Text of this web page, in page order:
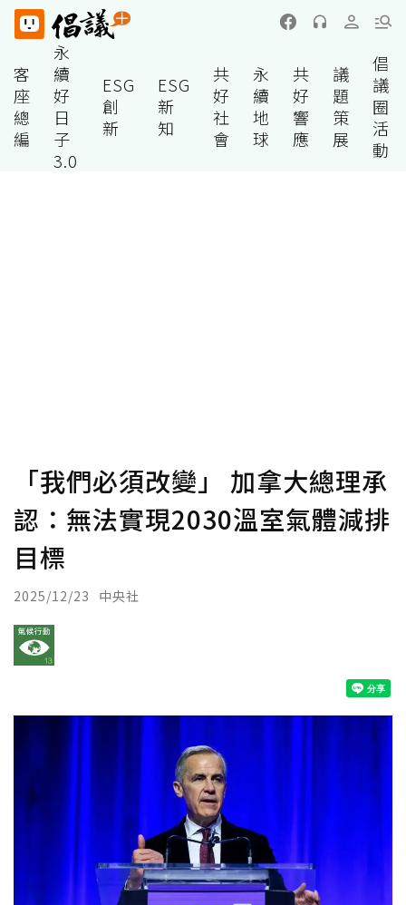
客
座
總
編
永
續
好
日
子
3.0
ESG
創
新
ESG
新
知
共
好
社
會
永
續
地
球
共
好
響
應
議
題
策
展
倡
議
圈
活
動
「我們必須改變」 加拿大總理承
認：無法實現2030溫室氣體減排
目標
2025/12/23 中央社